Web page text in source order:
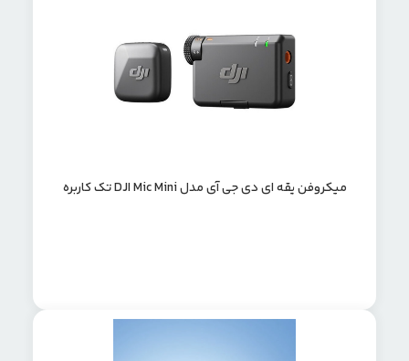
میکروفن یقه ای دی جی آی مدل DJI Mic Mini تک کاربره